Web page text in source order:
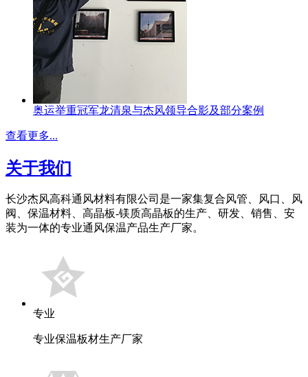
奥运举重冠军龙清泉与杰风领导合影及部分案例
查看更多...
关于我们
长沙杰风高科通风材料有限公司是一家集复合风管、风口、风
阀、保温材料、高晶板-镁质高晶板的生产、研发、销售、安
装为一体的专业通风保温产品生产厂家。
专业
专业保温板材生产厂家